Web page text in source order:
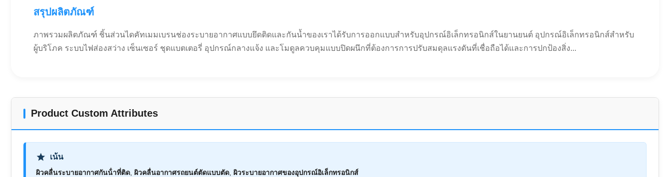
สรุปผลิตภัณฑ์
ภาพรวมผลิตภัณฑ์ ชิ้นส่วนไดคัทเมมเบรนช่องระบายอากาศแบบยึดติดและกันน้ำของเราได้รับการออกแบบสำหรับอุปกรณ์อิเล็กทรอนิกส์ในยานยนต์ อุปกรณ์อิเล็กทรอนิกส์สำหรับ
ผู้บริโภค ระบบไฟส่องสว่าง เซ็นเซอร์ ชุดแบตเตอรี่ อุปกรณ์กลางแจ้ง และโมดูลควบคุมแบบปิดผนึกที่ต้องการการปรับสมดุลแรงดันที่เชื่อถือได้และการปกป้องสิ่ง...
Product Custom Attributes
เน้น
ผิวคลื่นระบายอากาศกันน้ําที่ติด ผิวคลื่นอากาศรถยนต์ตัดแบบตัด ผิวระบายอากาศของอุปกรณ์อิเล็กทรอนิกส์